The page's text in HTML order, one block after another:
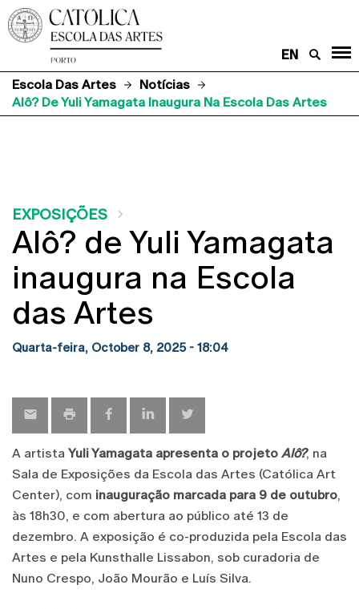
EN
Escola Das Artes
Notícias
Alô? De Yuli Yamagata Inaugura Na Escola Das Artes
EXPOSIÇÕES
Alô? de Yuli Yamagata
inaugura na Escola
das Artes
Quarta-feira, October 8, 2025 - 18:04
A artista Yuli Yamagata apresenta o projeto Alô?, na
Sala de Exposições da Escola das Artes (Católica Art
Center), com inauguração marcada para 9 de outubro,
às 18h30, e com abertura ao público até 13 de
dezembro. A exposição é co-produzida pela Escola das
Artes e pela Kunsthalle Lissabon, sob curadoria de
Nuno Crespo, João Mourão e Luís Silva.